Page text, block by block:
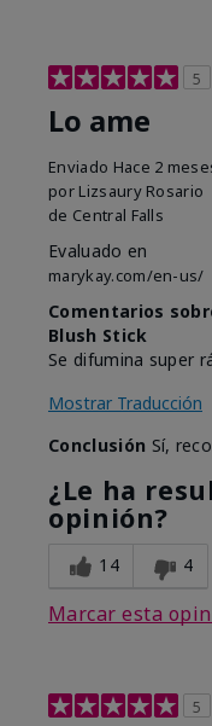
5
Lo ame
Enviado Hace 2
por Lizsaury Rosario
de Central Falls
Evaluado en
marykay.com/en-us/
Comentarios
Blush Stick
Se difumina super
Mostrar Traducción
Conclusión Sí,
¿Le ha
opinión?
14 4
Marcar esta
5